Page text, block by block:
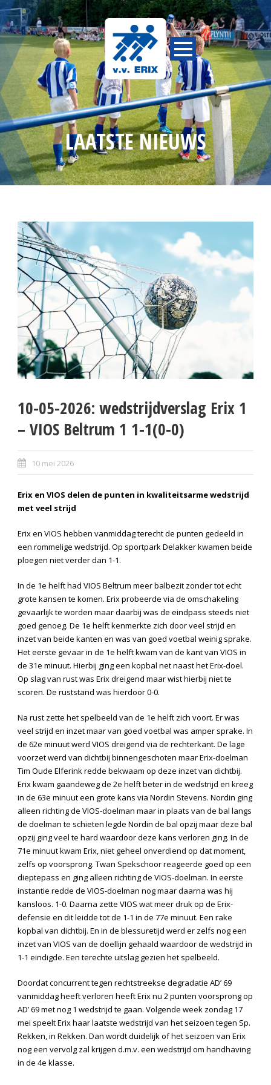
LAATSTE NIEUWS
10-05-2026: wedstrijdverslag Erix 1
– VIOS Beltrum 1 1-1(0-0)
10 mei 2026
Erix en VIOS delen de punten in kwaliteitsarme wedstrijd
met veel strijd
Erix en VIOS hebben vanmiddag terecht de punten gedeeld in
een rommelige wedstrijd. Op sportpark Delakker kwamen beide
ploegen niet verder dan 1-1.
In de 1e helft had VIOS Beltrum meer balbezit zonder tot echt
grote kansen te komen. Erix probeerde via de omschakeling
gevaarlijk te worden maar daarbij was de eindpass steeds niet
goed genoeg. De 1e helft kenmerkte zich door veel strijd en
inzet van beide kanten en was van goed voetbal weinig sprake.
Het eerste gevaar in de 1e helft kwam van de kant van VIOS in
de 31e minuut. Hierbij ging een kopbal net naast het Erix-doel.
Op slag van rust was Erix dreigend maar wist hierbij niet te
scoren. De ruststand was hierdoor 0-0.
Na rust zette het spelbeeld van de 1e helft zich voort. Er was
veel strijd en inzet maar van goed voetbal was amper sprake. In
de 62e minuut werd VIOS dreigend via de rechterkant. De lage
voorzet werd van dichtbij binnengeschoten maar Erix-doelman
Tim Oude Elferink redde bekwaam op deze inzet van dichtbij.
Erix kwam gaandeweg de 2e helft beter in de wedstrijd en kreeg
in de 63e minuut een grote kans via Nordin Stevens. Nordin ging
alleen richting de VIOS-doelman maar in plaats van de bal langs
de doelman te schieten legde Nordin de bal opzij maar deze bal
opzij ging veel te hard waardoor deze kans verloren ging. In de
71e minuut kwam Erix, niet geheel onverdiend op dat moment,
zelfs op voorsprong. Twan Spekschoor reageerde goed op een
dieptepass en ging alleen richting de VIOS-doelman. In eerste
instantie redde de VIOS-doelman nog maar daarna was hij
kansloos. 1-0. Daarna zette VIOS wat meer druk op de Erix-
defensie en dit leidde tot de 1-1 in de 77e minuut. Een rake
kopbal van dichtbij. En in de blessuretijd werd er zelfs nog een
inzet van VIOS van de doellijn gehaald waardoor de wedstrijd in
1-1 eindigde. Een terechte uitslag gezien het spelbeeld.
Doordat concurrent tegen rechtstreekse degradatie AD’ 69
vanmiddag heeft verloren heeft Erix nu 2 punten voorsprong op
AD’ 69 met nog 1 wedstrijd te gaan. Volgende week zondag 17
mei speelt Erix haar laatste wedstrijd van het seizoen tegen Sp.
Rekken, in Rekken. Dan wordt duidelijk of het seizoen van Erix
nog een vervolg zal krijgen d.m.v. een wedstrijd om handhaving
in de 4e klasse.